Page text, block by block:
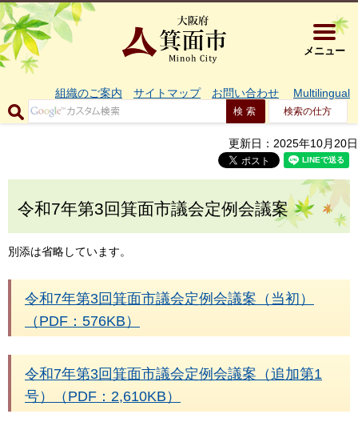
大阪府箕
メニュー
組織のご案内 サイトマップ お問い合わせ Multilingual
検索の仕方
更新日：2025年10月20日
令和7年第3回箕面市議会定例会議案
別添は省略しています。
令和7年第3回箕面市議会定例会議案（当初）
（PDF：576KB）
令和7年第3回箕面市議会定例会議案（追加第1
号）（PDF：2,610KB）